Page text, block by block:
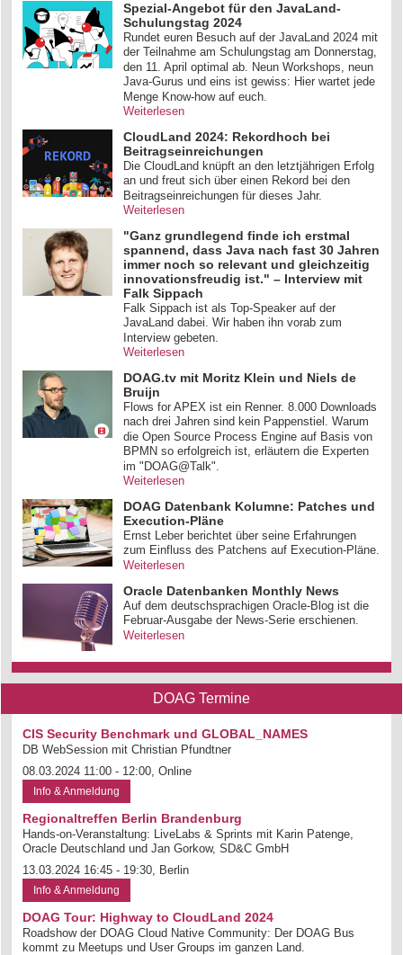
Spezial-Angebot für den JavaLand-
Schulungstag 2024
Rundet euren Besuch auf der JavaLand 2024 mit
der Teilnahme am Schulungstag am Donnerstag,
den 11. April optimal ab. Neun Workshops, neun
Java-Gurus und eins ist gewiss: Hier wartet jede
Menge Know-how auf euch.
Weiterlesen
CloudLand 2024: Rekordhoch bei
Beitragseinreichungen
Die CloudLand knüpft an den letztjährigen Erfolg
an und freut sich über einen Rekord bei den
Beitragseinreichungen für dieses Jahr.
Weiterlesen
"Ganz grundlegend finde ich erstmal
spannend, dass Java nach fast 30 Jahren
immer noch so relevant und gleichzeitig
innovationsfreudig ist." – Interview mit
Falk Sippach
Falk Sippach ist als Top-Speaker auf der
JavaLand dabei. Wir haben ihn vorab zum
Interview gebeten.
Weiterlesen
DOAG.tv mit Moritz Klein und Niels de
Bruijn
Flows for APEX ist ein Renner. 8.000 Downloads
nach drei Jahren sind kein Pappenstiel. Warum
die Open Source Process Engine auf Basis von
BPMN so erfolgreich ist, erläutern die Experten
im "DOAG@Talk".
Weiterlesen
DOAG Datenbank Kolumne: Patches und
Execution-Pläne
Ernst Leber berichtet über seine Erfahrungen
zum Einfluss des Patchens auf Execution-Pläne.
Weiterlesen
Oracle Datenbanken Monthly News
Auf dem deutschsprachigen Oracle-Blog ist die
Februar-Ausgabe der News-Serie erschienen.
Weiterlesen
DOAG Termine
CIS Security Benchmark und GLOBAL_NAMES
DB WebSession mit Christian Pfundtner
08.03.2024 11:00 - 12:00, Online
Info & Anmeldung
Regionaltreffen Berlin Brandenburg
Hands-on-Veranstaltung: LiveLabs & Sprints mit Karin Patenge,
Oracle Deutschland und Jan Gorkow, SD&C GmbH
13.03.2024 16:45 - 19:30, Berlin
Info & Anmeldung
DOAG Tour: Highway to CloudLand 2024
Roadshow der DOAG Cloud Native Community: Der DOAG Bus
kommt zu Meetups und User Groups im ganzen Land.